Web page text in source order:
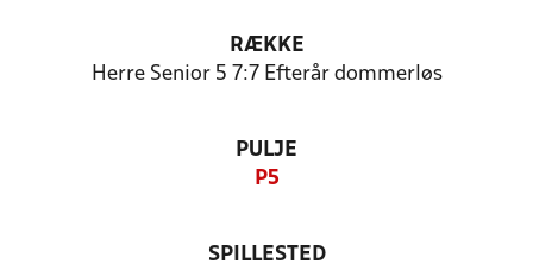
RÆKKE
Herre Senior 5 7:7 Efterår dommerløs
PULJE
P5
SPILLESTED